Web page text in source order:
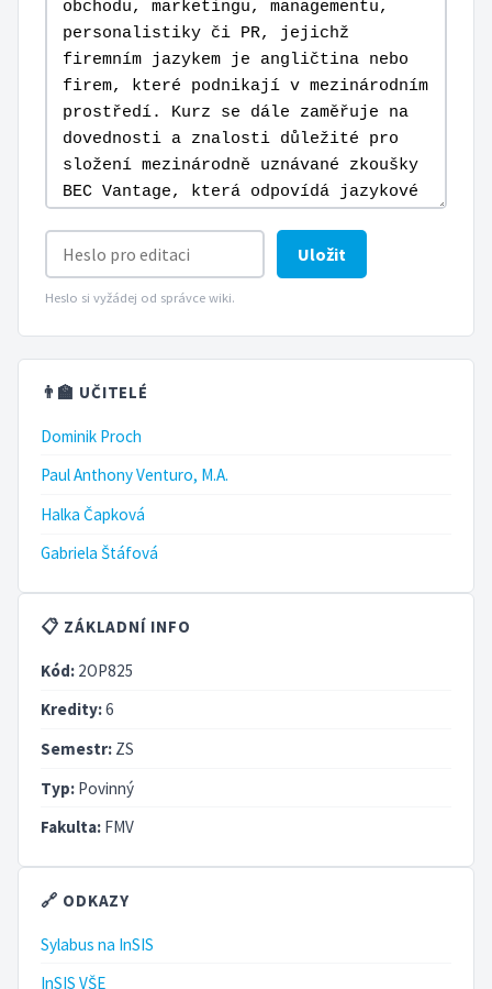
Uložit
Heslo si vyžádej od správce wiki.
👨‍🏫 UČITELÉ
Dominik Proch
Paul Anthony Venturo, M.A.
Halka Čapková
Gabriela Štáfová
📋 ZÁKLADNÍ INFO
Kód: 2OP825
Kredity:6
Semestr: ZS
Typ: Povinný
Fakulta: FMV
🔗 ODKAZY
Sylabus na InSIS
InSIS VŠE